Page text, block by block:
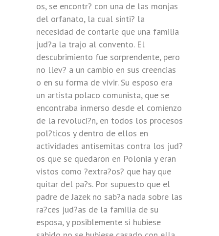
os, se encontr? con una de las monjas
del orfanato, la cual sinti? la
necesidad de contarle que una familia
jud?a la trajo al convento. El
descubrimiento fue sorprendente, pero
no llev? a un cambio en sus creencias
o en su forma de vivir. Su esposo era
un artista polaco comunista, que se
encontraba inmerso desde el comienzo
de la revoluci?n, en todos los procesos
pol?ticos y dentro de ellos en
actividades antisemitas contra los jud?
os que se quedaron en Polonia y eran
vistos como ?extra?os? que hay que
quitar del pa?s. Por supuesto que el
padre de Jazek no sab?a nada sobre las
ra?ces jud?as de la familia de su
esposa, y posiblemente si hubiese